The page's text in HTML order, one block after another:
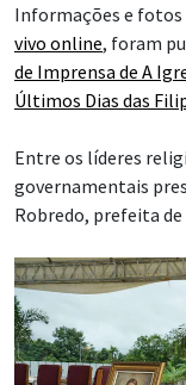
Informações e fotos
vivo online, foram
de Imprensa de A
Últimos Dias das
Entre os líderes
governamentais
Robredo, prefeita de